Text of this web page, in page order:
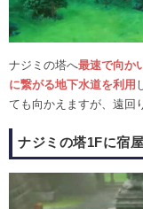
ナジミの塔へ最速で向か
に繋がる地下水道を利用
ても向かえますが、遠回
ナジミの塔1Fに宿